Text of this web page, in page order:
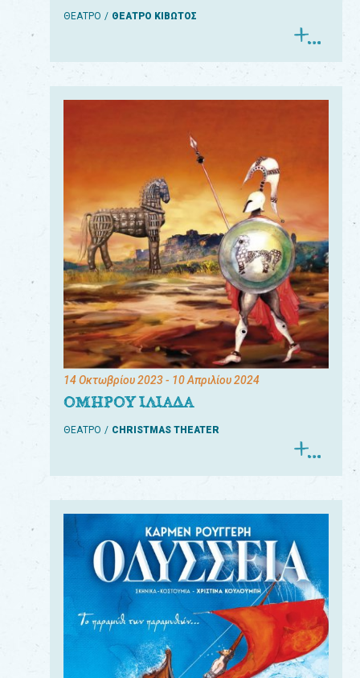
ΘΕΑΤΡΟ ΘΕΑΤΡΟ ΚΙΒΩΤΟΣ
14 Οκτωβρίου 2023- 10 Απριλίου 2024
ΟΜΗΡΟΥ ΙΛΙΑΔΑ
ΘΕΑΤΡΟ CHRISTMAS THEATER